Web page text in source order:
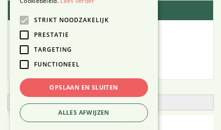
Open zoekfilter
STRIKT NOODZAKELIJK
PRESTATIE
TARGETING
FUNCTIONEEL
OPSLAAN EN SLUITEN
ALLES AFWIJZEN